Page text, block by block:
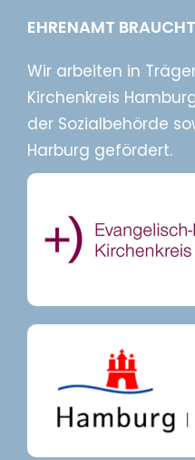
EHRENAMT
Wir arbeiten in
Kirchenkreis
der Sozialbehörde
Harburg gefördert.